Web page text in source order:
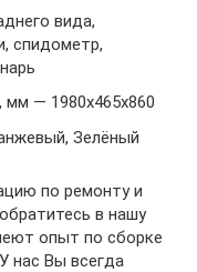
вида,
спидометр,
— 1980x465x860
Зелёный
по ремонту и
в нашу
опыт по сборке
нас Вы всегда